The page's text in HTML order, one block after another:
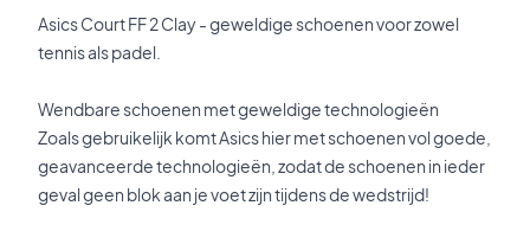
Asics Court FF 2 Clay - geweldige schoenen voor zowel
tennis als padel.
Wendbare schoenen met geweldige technologieën
Zoals gebruikelijk komt Asics hier met schoenen vol goede,
geavanceerde technologieën, zodat de schoenen in ieder
geval geen blok aan je voet zijn tijdens de wedstrijd!